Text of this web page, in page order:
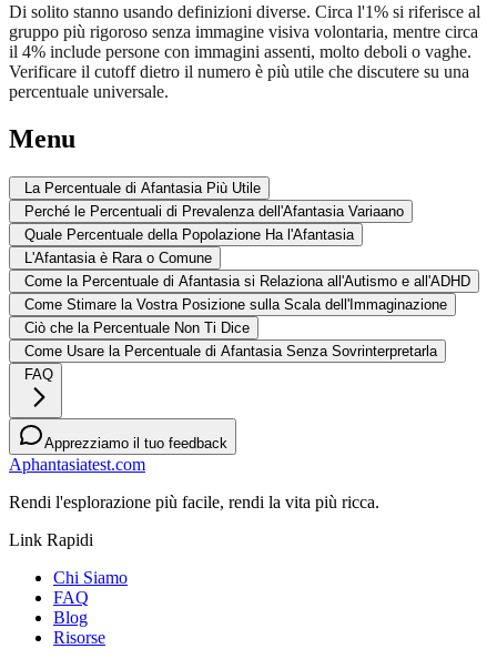
Di solito stanno usando definizioni diverse. Circa l'1% si riferisce al
gruppo più rigoroso senza immagine visiva volontaria, mentre circa
il 4% include persone con immagini assenti, molto deboli o vaghe.
Verificare il cutoff dietro il numero è più utile che discutere su una
percentuale universale.
Menu
La Percentuale di Afantasia Più Utile
Perché le Percentuali di Prevalenza dell'Afantasia Variaano
Quale Percentuale della Popolazione Ha l'Afantasia
L'Afantasia è Rara o Comune
Come la Percentuale di Afantasia si Relaziona all'Autismo e all'ADHD
Come Stimare la Vostra Posizione sulla Scala dell'Immaginazione
Ciò che la Percentuale Non Ti Dice
Come Usare la Percentuale di Afantasia Senza Sovrinterpretarla
FAQ
Apprezziamo il tuo feedback
Aphantasiatest.com
Rendi l'esplorazione più facile, rendi la vita più ricca.
Link Rapidi
Chi Siamo
FAQ
Blog
Risorse